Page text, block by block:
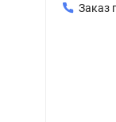
Заказ